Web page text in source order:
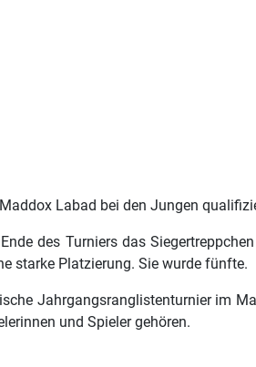
Labad bei den Jungen
des Turniers das
starke Platzierung. Sie wurde fünfte.
Jahrgangsranglistenturnier im
und Spieler gehören.